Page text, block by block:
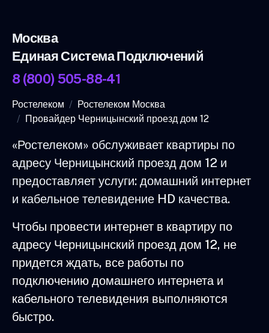
Москва
Единая Система Подключений
8 (800) 505-88-41
Ростелеком
Ростелеком Москва
Провайдер Черницынский проезд дом 12
«Ростелеком» обслуживает квартиры по
адресу Черницынский проезд дом 12 и
предоставляет услуги: домашний интернет
и кабельное телевидение HD качества.
Чтобы провести интернет в квартиру по
адресу Черницынский проезд дом 12, не
придется ждать, все работы по
подключению домашнего интернета и
кабельного телевидения выполняются
быстро.